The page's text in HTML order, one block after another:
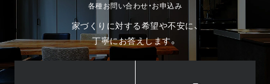
各種お問い合わせ・お申込み
家づくりに対する希望や不安に、
丁寧にお答えします。